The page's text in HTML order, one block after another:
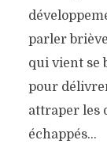
parler
qui vient se
pour
attraper les
échappés...